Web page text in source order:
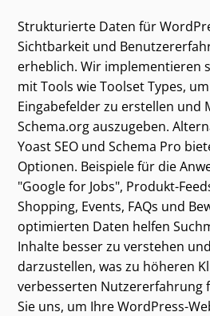
Strukturierte Daten für
Sichtbarkeit und
erheblich. Wir implementieren
mit Tools wie Toolset Types,
Eingabefelder zu erstellen und
Schema.org auszugeben.
Yoast SEO und Schema Pro
Optionen. Beispiele für die
"Google for Jobs", Produkt-
Shopping, Events, FAQs und
optimierten Daten helfen
Inhalte besser zu verstehen
darzustellen, was zu höheren
verbesserten Nutzererfahrung
Sie uns, um Ihre WordPress-
Kategorien und